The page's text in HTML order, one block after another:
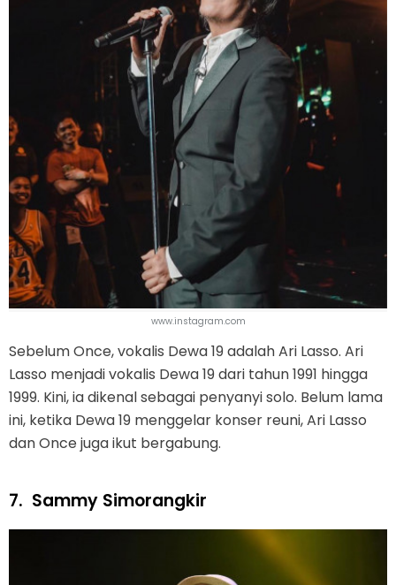
www.instagram.com
Sebelum Once, vokalis Dewa 19 adalah Ari Lasso. Ari
Lasso menjadi vokalis Dewa 19 dari tahun 1991 hingga
1999. Kini, ia dikenal sebagai penyanyi solo. Belum lama
ini, ketika Dewa 19 menggelar konser reuni, Ari Lasso
dan Once juga ikut bergabung.
7. Sammy Simorangkir